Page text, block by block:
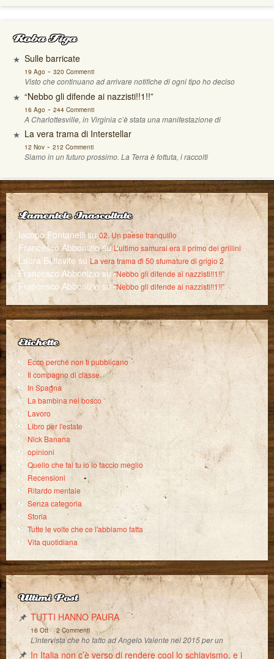
Roba Figa
Sulle barricate
19 Ago - 320 Commenti
Visto che continuano ad arrivare notifiche di ogni tipo ho deciso
“Nebbo gli difende ai nazzisti!!1!!”
16 Ago - 244 Commenti
A Charlottesville, in Virginia c’è stata una manifestazione di
La vera trama di Interstellar
12 Nov- 212 Commenti
Siamo in un futuro prossimo. La Terra è fottuta, i raccolti
Lamentele Inascoltate
Iacopo Fontanellisu02. Un paese tranquillo
Francesco AbboniziosuL’ultimo samurai era il primo dei grillini
Laura Bellavite su La vera trama di 50 sfumature di grigio 2
Francesco Abbonizio su“Nebbo gli difende ai nazzisti!!1!!”
Francesco Abbonizio su“Nebbo gli difende ai nazzisti!!1!!”
Etichette
Ecco perché non ti pubblicano
Il compagno di classe
In Spagna
La bambina nel bosco
Lavoro
Libro per l'estate
Nick Banana
opinioni
Quello che fai tu io lo faccio meglio
Recensioni
Ritardo mentale
Senza categoria
Storia
Tutte le volte che ce l'abbiamo fatta
Vita quotidiana
Ultimi Post
TUTTI HANNO PAURA
16 Ott-2 Commenti
L’intervista che ho fatto ad Angelo Valente nel 2015 per un
In Italia non c’è verso di rendere cool lo schiavismo, e i